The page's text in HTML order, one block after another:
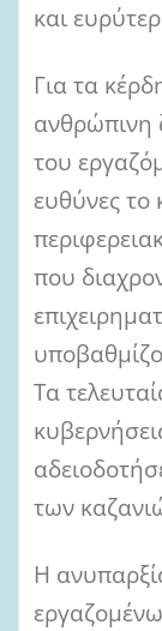
και
Για τα
ανθρώπινη
του
ευθύνες
που
Τα
των
Η